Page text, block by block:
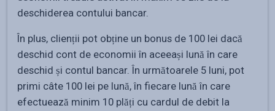
deschiderea contului bancar.
În plus, clienții pot obține un bonus de 100 lei dacă
deschid cont de economii în aceeași lună în care
deschid și contul bancar. În următoarele 5 luni, pot
primi câte 100 lei pe lună, în fiecare lună în care
efectuează minim 10 plăți cu cardul de debit la